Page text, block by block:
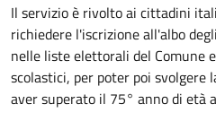
Il servizio è rivolto ai cittadini
richiedere l'iscrizione all'albo
nelle liste elettorali del Comune
scolastici, per poter poi svolgere
aver superato il 75° anno di età